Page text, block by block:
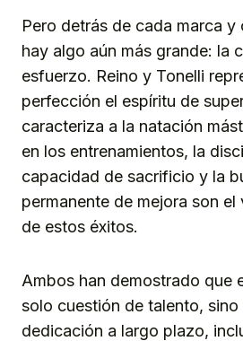
Pero detrás de cada marca
hay algo aún más grande: la
esfuerzo. Reino y Tonelli
perfección el espíritu de
caracteriza a la natación
en los entrenamientos, la
capacidad de sacrificio y la
permanente de mejora son
de estos éxitos.
Ambos han demostrado que
solo cuestión de talento,
dedicación a largo plazo,